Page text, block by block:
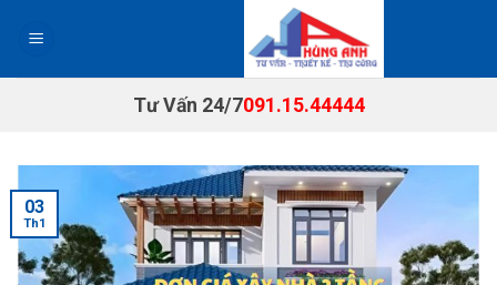
Tư Vấn 24/7091.15.44444
03
Th1